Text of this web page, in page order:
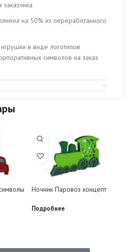
на 50% из переработанного
в виде логотипов
символов на заказ
Ночник Паровоз концепт
Подробнее